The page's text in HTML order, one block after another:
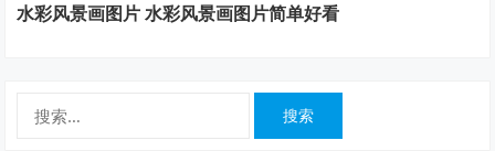
水彩风景画图片 水彩风景画图片简单好看